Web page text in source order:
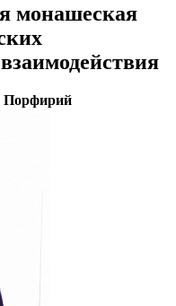
монашеская
Порфирий